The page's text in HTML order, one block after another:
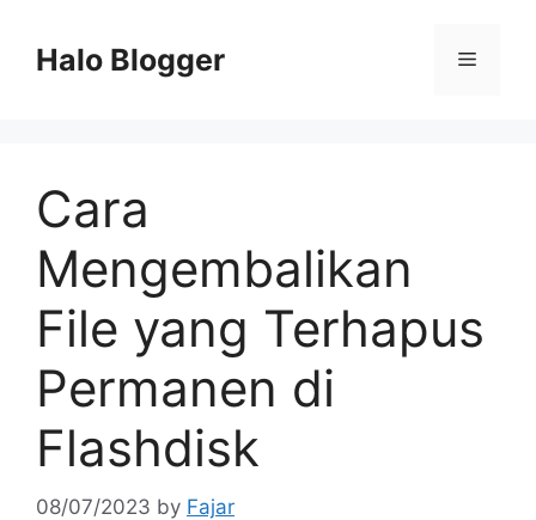
contentHalo Blogger Menu
Cara
Mengembalikan
File yang Terhapus
Permanen di
Flashdisk
08/07/2023 by Fajar